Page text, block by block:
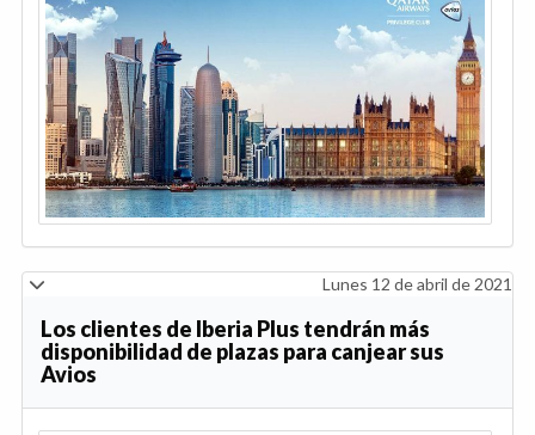
Lunes 12 de abril de 2021
Los clientes de Iberia Plus tendrán más
disponibilidad de plazas para canjear sus
Avios